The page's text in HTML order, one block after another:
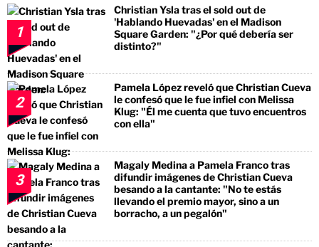
1
Christian Ysla tras el sold out de
'Hablando Huevadas' en el Madison
Square Garden: "¿Por qué debería ser
distinto?"
2
Pamela López reveló que Christian Cueva
le confesó que le fue infiel con Melissa
Klug: "Él me cuenta que tuvo encuentros
con ella"
3
Magaly Medina a Pamela Franco tras
difundir imágenes de Christian Cueva
besando a la cantante: "No te estás
llevando el premio mayor, sino a un
borracho, a un pegalón"